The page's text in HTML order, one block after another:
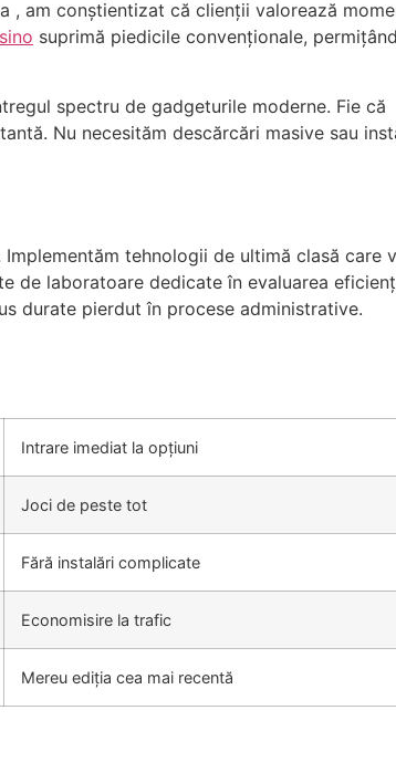
, am conștientizat că clienții valorează
suprimă piedicile convenționale, permițând
spectru de gadgeturile moderne. Fie că
Nu necesităm descărcări masive sau
tehnologii de ultimă clasă care
de laboratoare dedicate în evaluarea
durate pierdut în procese administrative.
Intrare imediat la opțiuni
Joci de peste tot
Fără instalări complicate
Economisire la trafic
Mereu ediția cea mai recentă